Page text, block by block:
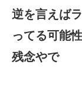
逆を言えば
ってる可能
残念やで